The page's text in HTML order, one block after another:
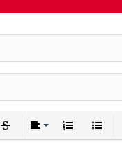
Вирівнювання